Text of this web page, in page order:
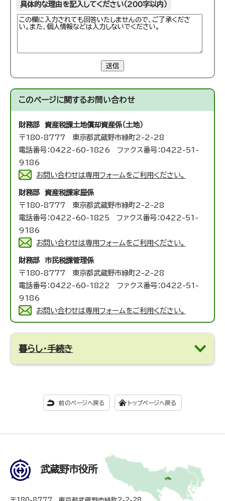
具体的な理由を記入してください（200字以内）
送信
このページに関するお問い合わせ
財務部 資産税課土地償却資産係（土地）
〒180-8777 東京都武蔵野市緑町2-2-28
電話番号：0422-60-1826 ファクス番号：0422-51-
9186
お問い合わせは専用フォームをご利用ください。
財務部 資産税課家屋係
〒180-8777 東京都武蔵野市緑町2-2-28
電話番号：0422-60-1825 ファクス番号：0422-51-
9186
お問い合わせは専用フォームをご利用ください。
財務部 市民税課管理係
〒180-8777 東京都武蔵野市緑町2-2-28
電話番号：0422-60-1822 ファクス番号：0422-51-
9186
お問い合わせは専用フォームをご利用ください。
暮らし・手続き
前のページへ戻る トップページへ戻る
武蔵野市役所